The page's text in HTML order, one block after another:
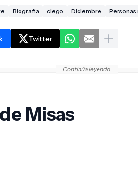
Biografia ciego Diciembre Personas
Twitter
Continúa leyendo
Misas